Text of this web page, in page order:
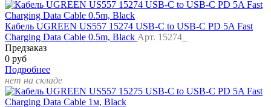
Кабель UGREEN US557 15274 USB-C to USB-C PD 5A Fast
Charging Data Cable 0.5m, Black Арт. 15274_
Предзаказ
0 руб
Подробнее
нет на складе